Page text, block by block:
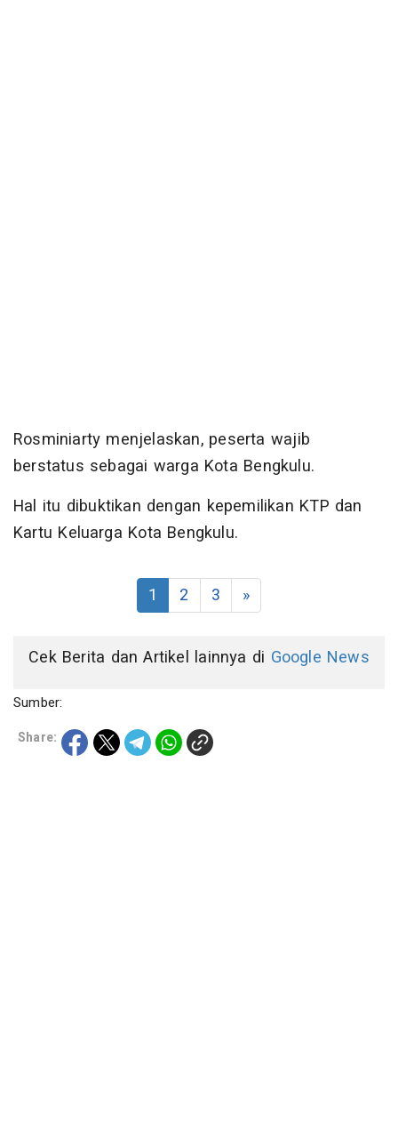
Rosminiarty menjelaskan, peserta wajib
berstatus sebagai warga Kota Bengkulu.
Hal itu dibuktikan dengan kepemilikan KTP dan
Kartu Keluarga Kota Bengkulu.
1 2 3 »
Cek Berita dan Artikel lainnya di Google News
Sumber:
Share: